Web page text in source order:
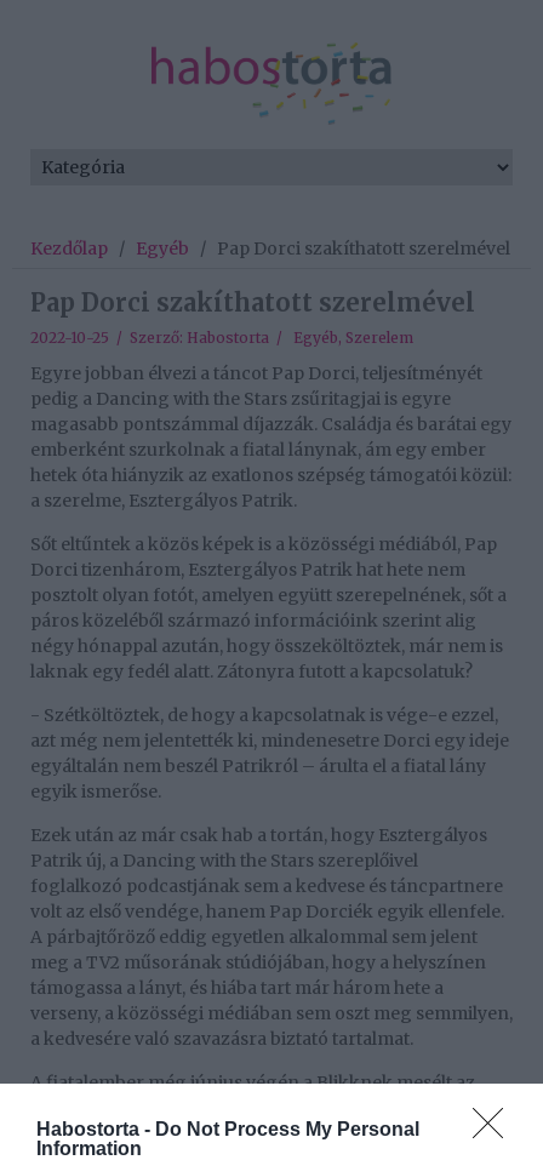
Habostorta - Do Not Process My Personal
Information
Kezdőlap / Egyéb / Pap Dorci szakíthatott szerelmével
Pap Dorci szakíthatott szerelmével
2022-10-25 / Szerző: Habostorta / Egyéb, Szerelem
Egyre jobban élvezi a táncot Pap Dorci, teljesítményét
pedig a Dancing with the Stars zsűritagjai is egyre
magasabb pontszámmal díjazzák. Családja és barátai egy
emberként szurkolnak a fiatal lánynak, ám egy ember
hetek óta hiányzik az exatlonos szépség támogatói közül:
a szerelme, Esztergályos Patrik.
Sőt eltűntek a közös képek is a közösségi médiából, Pap
Dorci tizenhárom, Esztergályos Patrik hat hete nem
posztolt olyan fotót, amelyen együtt szerepelnének, sőt a
páros közeléből származó információink szerint alig
négy hónappal azután, hogy összeköltöztek, már nem is
laknak egy fedél alatt. Zátonyra futott a kapcsolatuk?
- Szétköltöztek, de hogy a kapcsolatnak is vége-e ezzel,
azt még nem jelentették ki, mindenesetre Dorci egy ideje
egyáltalán nem beszél Patrikról – árulta el a fiatal lány
egyik ismerőse.
Ezek után az már csak hab a tortán, hogy Esztergályos
Patrik új, a Dancing with the Stars szereplőivel
foglalkozó podcastjának sem a kedvese és táncpartnere
volt az első vendége, hanem Pap Dorciék egyik ellenfele.
A párbajtőröző eddig egyetlen alkalommal sem jelent
meg a TV2 műsorának stúdiójában, hogy a helyszínen
támogassa a lányt, és hiába tart már három hete a
verseny, a közösségi médiában sem oszt meg semmilyen,
a kedvesére való szavazásra biztató tartalmat.
A fiatalember még június végén a Blikknek mesélt az
összeköltözésről, de már akkor elmondta, ez igazából
egy tesztüzemmód.